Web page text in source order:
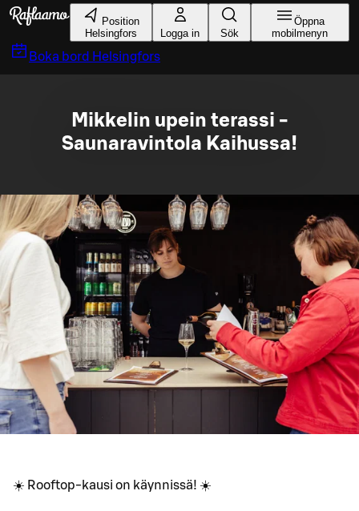
Gå till huvudinnehållet
Position
Helsingfors
Logga in Sök
Öppna
mobilmenyn
Boka bord Helsingfors
Mikkelin upein terassi -
Saunaravintola Kaihussa!
☀️ Rooftop-kausi on käynnissä! ☀️